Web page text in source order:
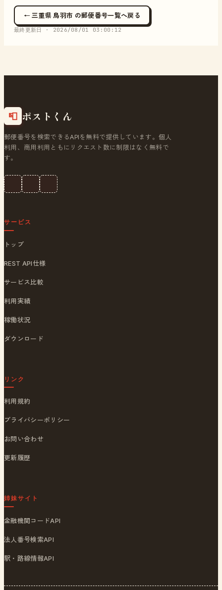
← 三重県 鳥羽市 の郵便番号一覧へ戻る
最終更新日 · 2026/08/01 03:00:12
📮 ポストくん
郵便番号を検索できるAPIを無料で提供しています。個人
利用、商用利用ともにリクエスト数に制限はなく無料で
す。
サービス
トップ
REST API仕様
サービス比較
利用実績
稼働状況
ダウンロード
リンク
利用規約
プライバシーポリシー
お問い合わせ
更新履歴
姉妹サイト
金融機関コードAPI
法人番号検索API
駅・路線情報API